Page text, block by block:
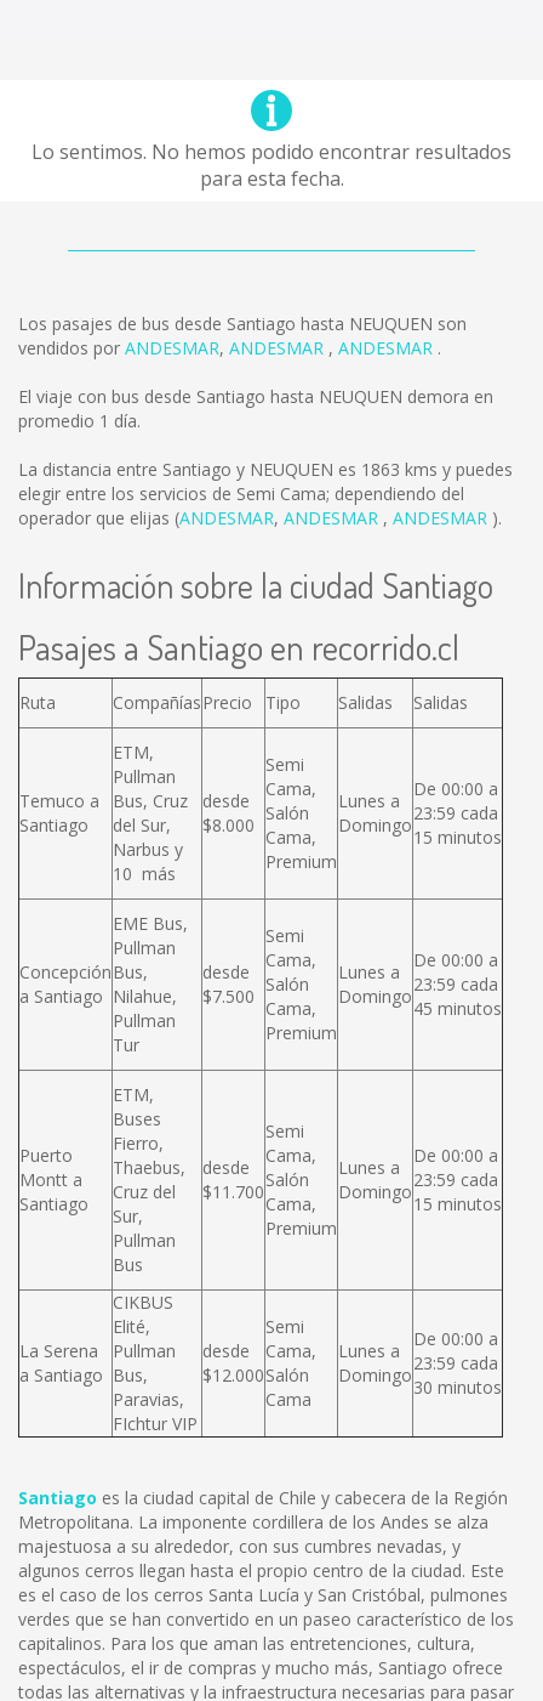
Lo sentimos. No hemos podido encontrar resultados
para esta fecha.
Los pasajes de bus desde Santiago hasta NEUQUEN son
vendidos por ANDESMAR, ANDESMAR , ANDESMAR .
El viaje con bus desde Santiago hasta NEUQUEN demora en
promedio 1 día.
La distancia entre Santiago y NEUQUEN es 1863 kms y puedes
elegir entre los servicios de Semi Cama; dependiendo del
operador que elijas (ANDESMAR, ANDESMAR , ANDESMAR ).
Información sobre la ciudad Santiago
Pasajes a Santiago en recorrido.cl
Ruta CompañíasPrecio Tipo Salidas Salidas
Temuco a
Santiago
ETM,
Pullman
Bus, Cruz
del Sur,
Narbus y
10 más
desde
$8.000
Semi
Cama,
Salón
Cama,
Premium
Lunes a
Domingo
De 00:00 a
23:59 cada
15 minutos
Concepción
a Santiago
EME Bus,
Pullman
Bus,
Nilahue,
Pullman
Tur
desde
$7.500
Semi
Cama,
Salón
Cama,
Premium
Lunes a
Domingo
De 00:00 a
23:59 cada
45 minutos
Puerto
Montt a
Santiago
ETM,
Buses
Fierro,
Thaebus,
Cruz del
Sur,
Pullman
Bus
desde
$11.700
Semi
Cama,
Salón
Cama,
Premium
Lunes a
Domingo
De 00:00 a
23:59 cada
15 minutos
La Serena
a Santiago
CIKBUS
Elité,
Pullman
Bus,
Paravias,
FIchtur VIP
desde
$12.000
Semi
Cama,
Salón
Cama
Lunes a
Domingo
De 00:00 a
23:59 cada
30 minutos
Santiago es la ciudad capital de Chile y cabecera de la Región
Metropolitana. La imponente cordillera de los Andes se alza
majestuosa a su alrededor, con sus cumbres nevadas, y
algunos cerros llegan hasta el propio centro de la ciudad. Este
es el caso de los cerros Santa Lucía y San Cristóbal, pulmones
verdes que se han convertido en un paseo característico de los
capitalinos. Para los que aman las entretenciones, cultura,
espectáculos, el ir de compras y mucho más, Santiago ofrece
todas las alternativas y la infraestructura necesarias para pasar